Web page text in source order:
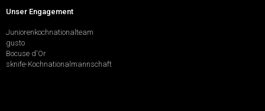
Unser Engagement
Juniorenkochnationalteam
gusto
Bocuse d'Or
sknife-Kochnationalmannschaft